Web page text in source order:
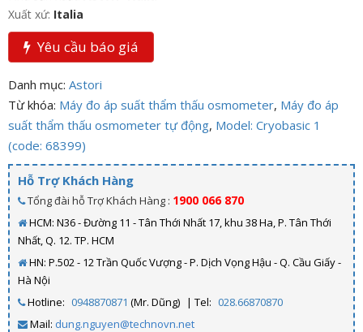
Xuất xứ: Italia
Yêu cầu báo giá
Danh mục: Astori
Từ khóa: Máy đo áp suất thẩm thấu osmometer, Máy đo áp
suất thẩm thấu osmometer tự động, Model: Cryobasic 1
(code: 68399)
Hỗ Trợ Khách Hàng
Tổng đài hỗ Trợ Khách Hàng : 1900 066 870
HCM: N36 - Đường 11 - Tân Thới Nhất 17, khu 38 Ha, P. Tân Thới
Nhất, Q. 12. TP. HCM
HN: P.502 - 12 Trần Quốc Vượng - P. Dịch Vọng Hậu - Q. Cầu Giấy -
Hà Nội
Hotline: 0948870871 (Mr. Dũng) | Tel: 028.66870870
Mail: dung.nguyen@technovn.net